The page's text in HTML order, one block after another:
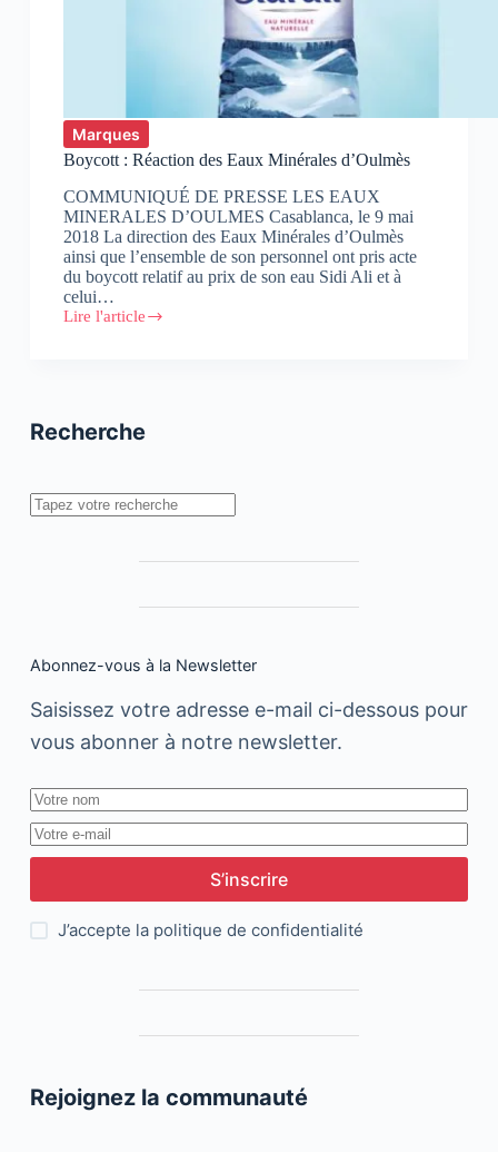
Marques
Boycott : Réaction des Eaux Minérales d’Oulmès
COMMUNIQUÉ DE PRESSE LES EAUX
MINERALES D’OULMES Casablanca, le 9 mai
2018 La direction des Eaux Minérales d’Oulmès
ainsi que l’ensemble de son personnel ont pris acte
du boycott relatif au prix de son eau Sidi Ali et à
celui…
Lire l'article
Boycott
d’Oulmès
Recherche
Rechercher
Abonnez-vous à la Newsletter
Saisissez votre adresse e-mail ci-dessous pour
vous abonner à notre newsletter.
S’inscrire
J’accepte la politique de confidentialité
Rejoignez la communauté